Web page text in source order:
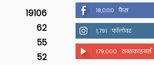
19106
62
55
52
18,000 फैंस
1,791 फॉलोवर
179,000 सब्सक्राइबर्स